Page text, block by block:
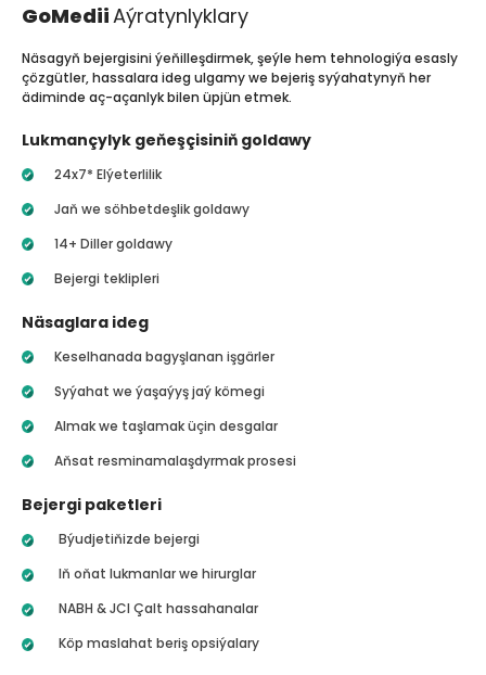
GoMediiAýratynlyklary
Näsagyň bejergisini ýeňilleşdirmek, şeýle hem tehnologiýa esasly
çözgütler, hassalara ideg ulgamy we bejeriş syýahatynyň her
ädiminde aç-açanlyk bilen üpjün etmek.
Lukmançylyk geňeşçisiniň goldawy
24x7* Elýeterlilik
Jaň we söhbetdeşlik goldawy
14+ Diller goldawy
Bejergi teklipleri
Näsaglara ideg
Keselhanada bagyşlanan işgärler
Syýahat we ýaşaýyş jaý kömegi
Almak we taşlamak üçin desgalar
Aňsat resminamalaşdyrmak prosesi
Bejergi paketleri
Býudjetiňizde bejergi
Iň oňat lukmanlar we hirurglar
NABH & JCI Çalt hassahanalar
Köp maslahat beriş opsiýalary